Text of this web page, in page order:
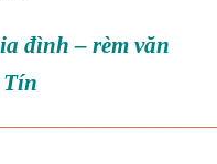
đình – rèm văn
Tín